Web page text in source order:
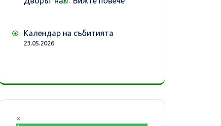
Календар на събитията
23.05.2026